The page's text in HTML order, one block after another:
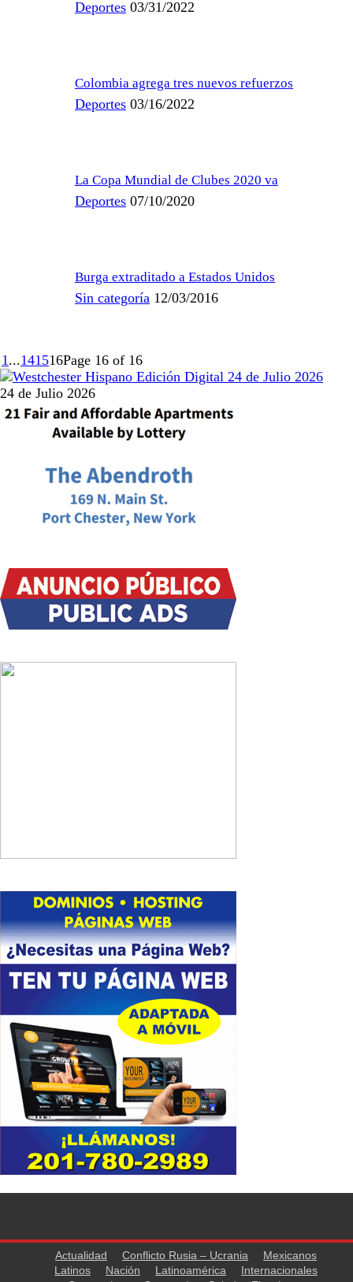
Deportes 03/31/2022
Colombia agrega tres nuevos refuerzos
Deportes 03/16/2022
La Copa Mundial de Clubes 2020 va
Deportes 07/10/2020
Burga extraditado a Estados Unidos
Sin categoría 12/03/2016
1...141516Page 16 of 16
24 de Julio 2026
Actualidad Conflicto Rusia – Ucrania
Mexicanos
Latinos
Nación Latinoamérica
Internacionales